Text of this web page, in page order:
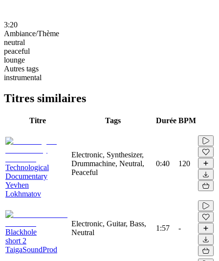
3:20
Ambiance/Thème
neutral
peaceful
lounge
Autres tags
instrumental
Titres similaires
Titre Tags Durée BPM
Technological
Documentary
Yevhen
Lokhmatov
Electronic, Synthesizer,
Drummachine, Neutral,
Peaceful
0:40 120
Blackhole
short 2
TaigaSoundProd
Electronic, Guitar, Bass,
Neutral
1:57 -